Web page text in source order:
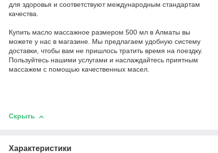
для здоровья и соответствуют международным стандартам
качества.
Купить масло массажное размером 500 мл в Алматы вы
можете у нас в магазине. Мы предлагаем удобную систему
доставки, чтобы вам не пришлось тратить время на поездку.
Пользуйтесь нашими услугами и наслаждайтесь приятным
массажем с помощью качественных масел.
Скрыть
Характеристики